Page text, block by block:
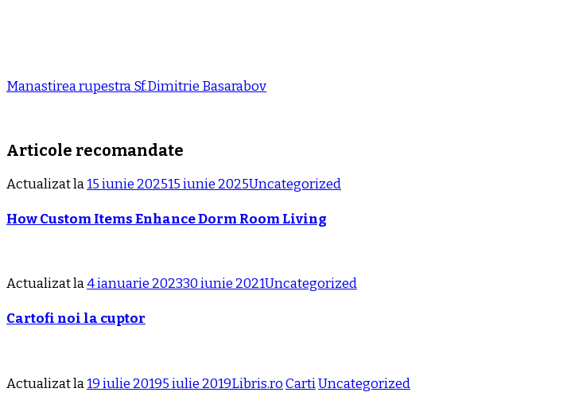
Manastirea rupestra Sf.Dimitrie Basarabov
Articole recomandate
Actualizat la15 iunie 202515 iunie 2025Uncategorized
How Custom Items Enhance Dorm Room Living
Actualizat la4 ianuarie 202330 iunie 2021Uncategorized
Cartofi noi la cuptor
Actualizat la19 iulie 20195 iulie 2019Libris.roCartiUncategorized